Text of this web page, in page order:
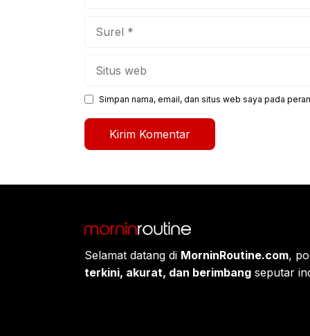
Simpan nama, email, dan situs web saya pada
Selamat datang di MorninRoutine.com,
terkini, akurat, dan berimbang seputar